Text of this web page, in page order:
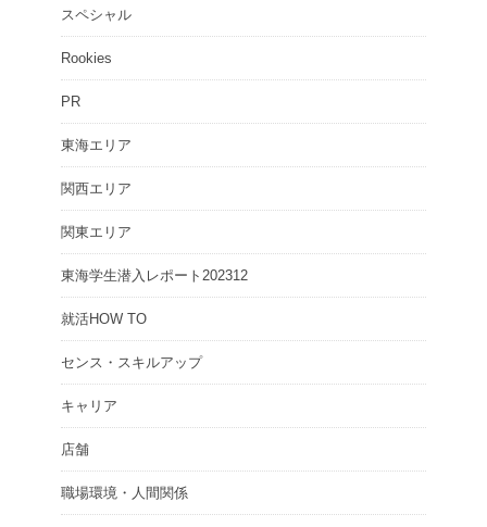
スペシャル
Rookies
PR
東海エリア
関西エリア
関東エリア
東海学生潜入レポート202312
就活HOW TO
センス・スキルアップ
キャリア
店舗
職場環境・人間関係